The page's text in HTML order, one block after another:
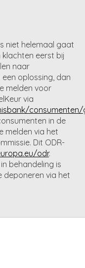
niet helemaal gaat
eerst bij
naar
oplossing, dan
melden voor
via
consumenten/
in de
melden via het
Dit ODR-
odr.
behandeling is
deponeren via het